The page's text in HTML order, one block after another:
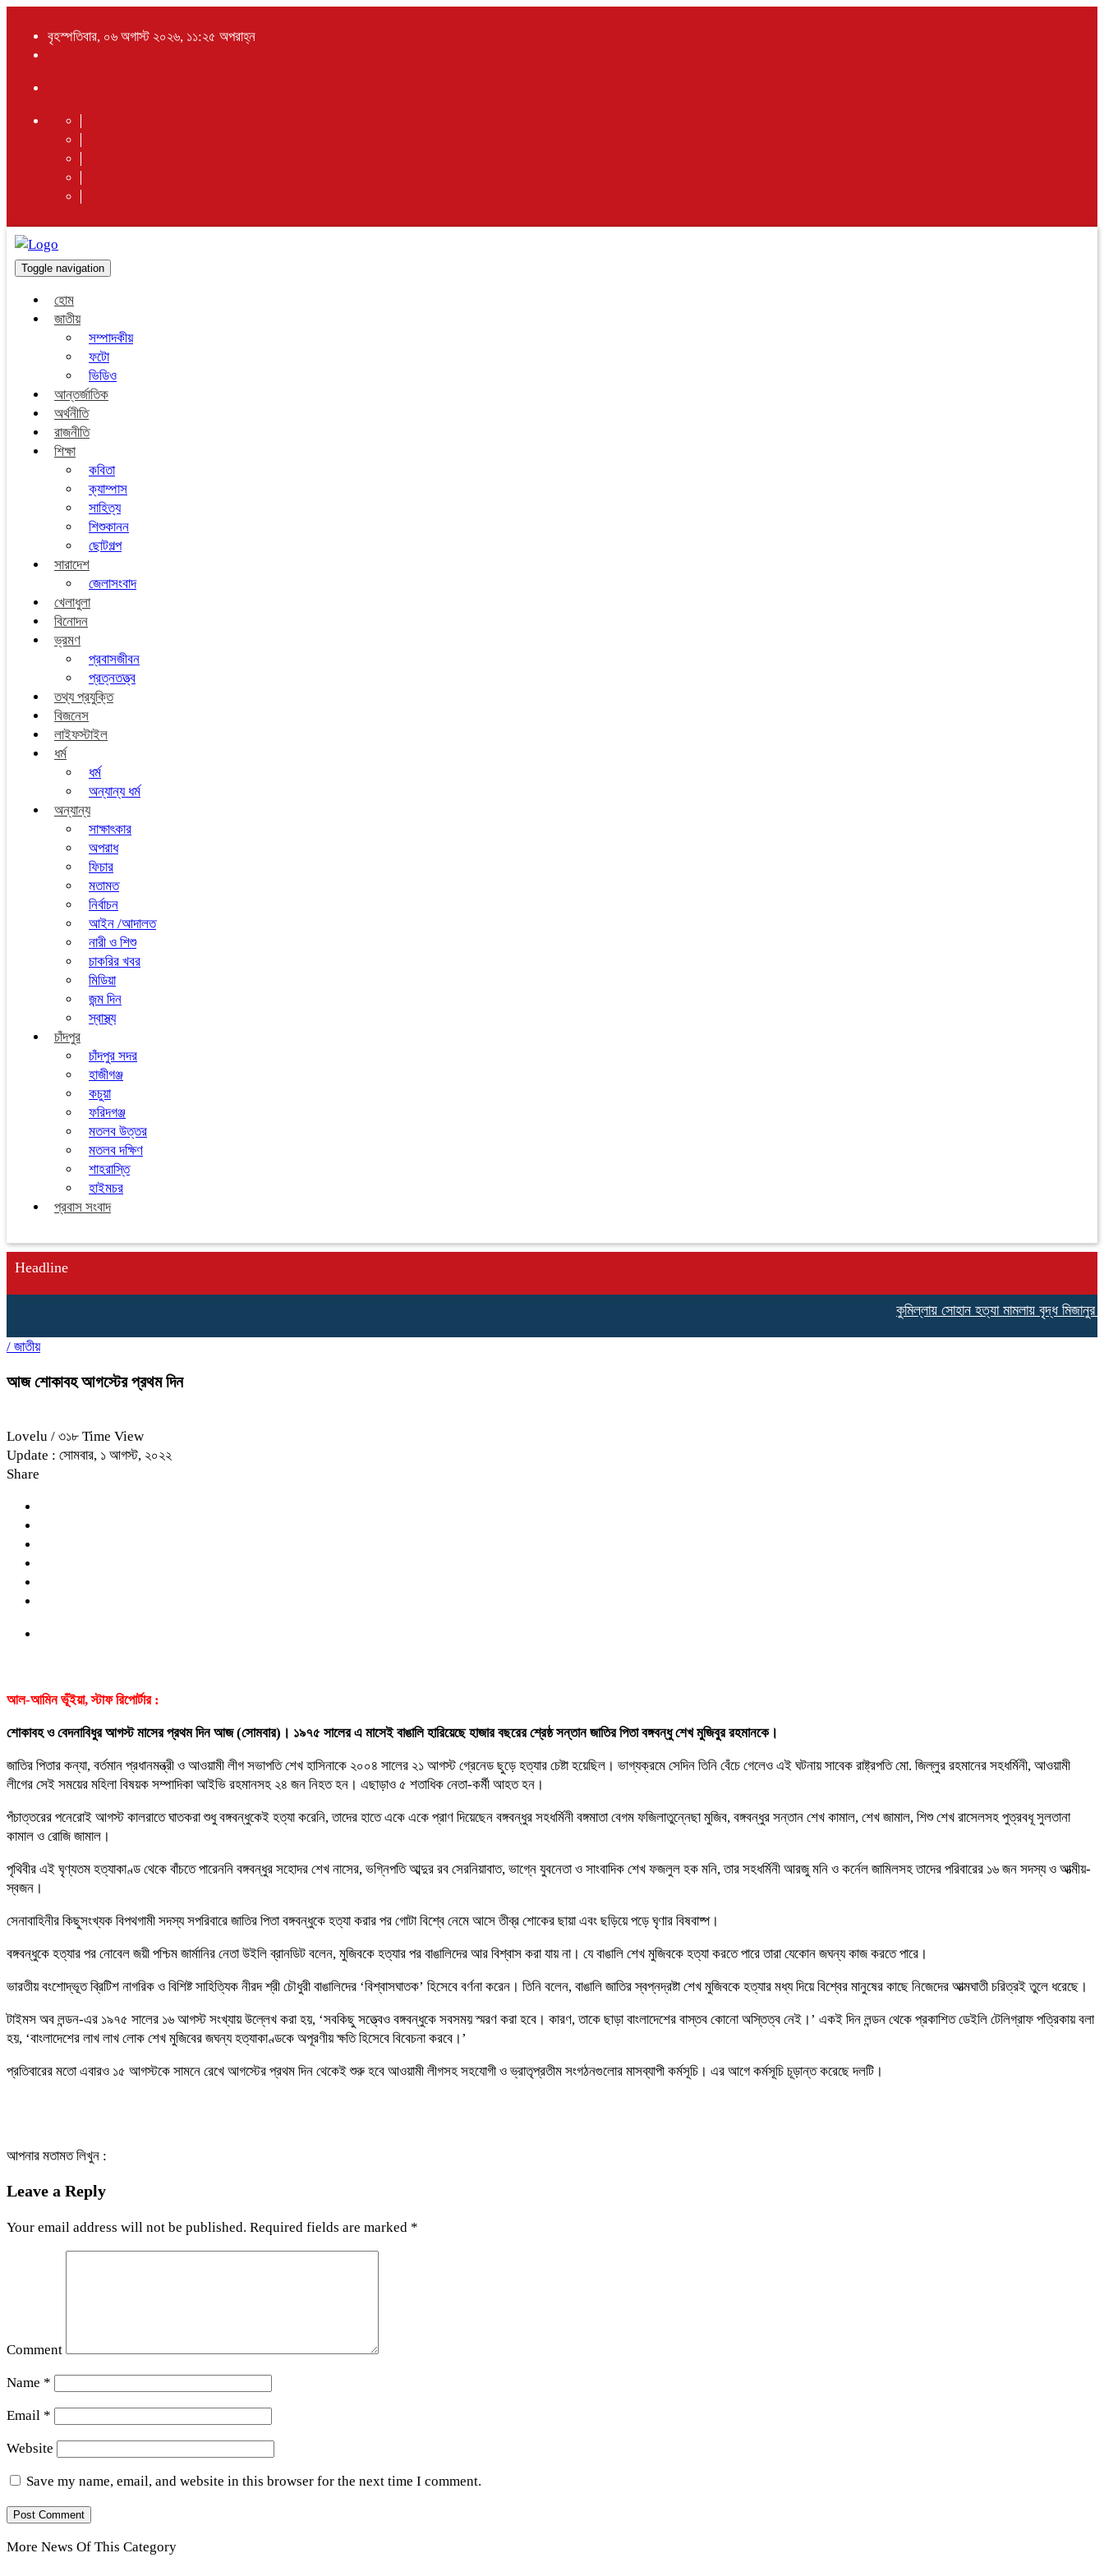
বৃহস্পতিবার, ০৬ অগাস্ট ২০২৬, ১১:২৫ অপরাহ্ন
Toggle navigation
হোম
জাতীয়
সম্পাদকীয়
ফটো
ভিডিও
আন্তর্জাতিক
অর্থনীতি
রাজনীতি
শিক্ষা
কবিতা
ক্যাম্পাস
সাহিত্য
শিশুকানন
ছোটগল্প
সারাদেশ
জেলাসংবাদ
খেলাধুলা
বিনোদন
ভ্রমণ
প্রবাসজীবন
প্রত্নতত্ত্ব
তথ্য প্রযুক্তি
বিজনেস
লাইফস্টাইল
ধর্ম
ধর্ম
অন্যান্য ধর্ম
অন্যান্য
সাক্ষাৎকার
অপরাধ
ফিচার
মতামত
নির্বাচন
আইন /আদালত
নারী ও শিশু
চাকরির খবর
মিডিয়া
জন্ম দিন
স্বাস্থ্য
চাঁদপুর
চাঁদপুর সদর
হাজীগঞ্জ
কচুয়া
ফরিদগঞ্জ
মতলব উত্তর
মতলব দক্ষিণ
শাহরাস্তি
হাইমচর
প্রবাস সংবাদ
Headline
কুমিল্লায় সোহান হত্যা মামলায় বৃদ্ধ মিজানুর
/ জাতীয়
আজ শোকাবহ আগস্টের প্রথম দিন
Lovelu / ৩১৮ Time View
Update : সোমবার, ১ আগস্ট, ২০২২
Share
আল-আমিন ভূঁইয়া, স্টাফ রিপোর্টার :
শোকাবহ ও বেদনাবিধুর আগস্ট মাসের প্রথম দিন আজ (সোমবার)। ১৯৭৫ সালের এ মাসেই বাঙালি হারিয়েছে হাজার বছরের শ্রেষ্ঠ সন্তান জাতির পিতা বঙ্গবন্ধু শেখ মুজিবুর রহমানকে।
জাতির পিতার কন্যা, বর্তমান প্রধানমন্ত্রী ও আওয়ামী লীগ সভাপতি শেখ হাসিনাকে ২০০৪ সালের ২১ আগস্ট গ্রেনেড ছুড়ে হত্যার চেষ্টা হয়েছিল। ভাগ্যক্রমে সেদিন তিনি বেঁচে গেলেও এই ঘটনায় সাবেক রাষ্ট্রপতি মো. জিল্লুর রহমানের সহধর্মিনী, আওয়ামী
লীগের সেই সময়ের মহিলা বিষয়ক সম্পাদিকা আইভি রহমানসহ ২৪ জন নিহত হন। এছাড়াও ৫ শতাধিক নেতা-কর্মী আহত হন।
পঁচাত্তরের পনেরোই আগস্ট কালরাতে ঘাতকরা শুধু বঙ্গবন্ধুকেই হত্যা করেনি, তাদের হাতে একে একে প্রাণ দিয়েছেন বঙ্গবন্ধুর সহধর্মিনী বঙ্গমাতা বেগম ফজিলাতুন্নেছা মুজিব, বঙ্গবন্ধুর সন্তান শেখ কামাল, শেখ জামাল, শিশু শেখ রাসেলসহ পুত্রবধূ সুলতানা
কামাল ও রোজি জামাল।
পৃথিবীর এই ঘৃণ্যতম হত্যাকাণ্ড থেকে বাঁচতে পারেননি বঙ্গবন্ধুর সহোদর শেখ নাসের, ভগ্নিপতি আব্দুর রব সেরনিয়াবাত, ভাগ্নে যুবনেতা ও সাংবাদিক শেখ ফজলুল হক মনি, তার সহধর্মিনী আরজু মনি ও কর্নেল জামিলসহ তাদের পরিবারের ১৬ জন সদস্য ও আত্মীয়-
স্বজন।
সেনাবাহিনীর কিছুসংখ্যক বিপথগামী সদস্য সপরিবারে জাতির পিতা বঙ্গবন্ধুকে হত্যা করার পর গোটা বিশ্বে নেমে আসে তীব্র শোকের ছায়া এবং ছড়িয়ে পড়ে ঘৃণার বিষবাষ্প।
বঙ্গবন্ধুকে হত্যার পর নোবেল জয়ী পশ্চিম জার্মানির নেতা উইলি ব্রানডিট বলেন, মুজিবকে হত্যার পর বাঙালিদের আর বিশ্বাস করা যায় না। যে বাঙালি শেখ মুজিবকে হত্যা করতে পারে তারা যেকোন জঘন্য কাজ করতে পারে।
ভারতীয় বংশোদ্ভূত ব্রিটিশ নাগরিক ও বিশিষ্ট সাহিত্যিক নীরদ শ্রী চৌধুরী বাঙালিদের ‘বিশ্বাসঘাতক’ হিসেবে বর্ণনা করেন। তিনি বলেন, বাঙালি জাতির স্বপ্নদ্রষ্টা শেখ মুজিবকে হত্যার মধ্য দিয়ে বিশ্বের মানুষের কাছে নিজেদের আত্মঘাতী চরিত্রই তুলে ধরেছে।
টাইমস অব লন্ডন-এর ১৯৭৫ সালের ১৬ আগস্ট সংখ্যায় উল্লেখ করা হয়, ‘সবকিছু সত্ত্বেও বঙ্গবন্ধুকে সবসময় স্মরণ করা হবে। কারণ, তাকে ছাড়া বাংলাদেশের বাস্তব কোনো অস্তিত্ব নেই।’ একই দিন লন্ডন থেকে প্রকাশিত ডেইলি টেলিগ্রাফ পত্রিকায় বলা
হয়, ‘বাংলাদেশের লাখ লাখ লোক শেখ মুজিবের জঘন্য হত্যাকাণ্ডকে অপূরণীয় ক্ষতি হিসেবে বিবেচনা করবে।’
প্রতিবারের মতো এবারও ১৫ আগস্টকে সামনে রেখে আগস্টের প্রথম দিন থেকেই শুরু হবে আওয়ামী লীগসহ সহযোগী ও ভ্রাতৃপ্রতীম সংগঠনগুলোর মাসব্যাপী কর্মসূচি। এর আগে কর্মসূচি চূড়ান্ত করেছে দলটি।
আপনার মতামত লিখুন :
Leave a Reply
Your email address will not be published. Required fields are marked *
Comment
Name *
Email *
Website
Save my name, email, and website in this browser for the next time I comment.
More News Of This Category